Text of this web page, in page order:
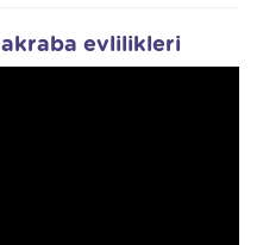
evlilikleri